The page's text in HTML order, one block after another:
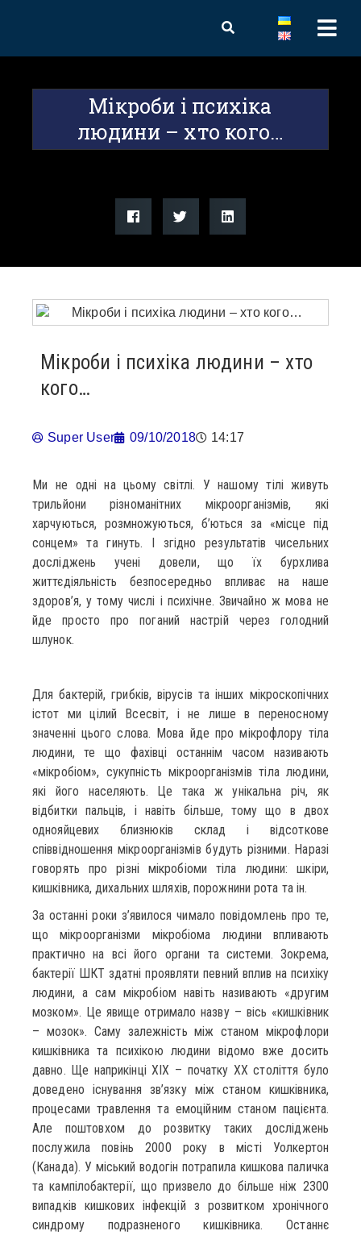
Мікроби і психіка
людини – хто кого…
Мікроби і психіка людини – хто
кого…
Super User 09/10/2018 14:17
Ми не одні на цьому світлі. У нашому тілі живуть
трильйони різноманітних мікроорганізмів, які
харчуються, розмножуються, б’ються за «місце під
сонцем» та гинуть. І згідно результатів чисельних
досліджень учені довели, що їх бурхлива
життєдіяльність безпосередньо впливає на наше
здоров’я, у тому числі і психічне. Звичайно ж мова не
йде просто про поганий настрій через голодний
шлунок.
Для бактерій, грибків, вірусів та інших мікроскопічних
істот ми цілий Всесвіт, і не лише в переносному
значенні цього слова. Мова йде про мікрофлору тіла
людини, те що фахівці останнім часом називають
«мікробіом», сукупність мікроорганізмів тіла людини,
які його населяють. Це така ж унікальна річ, як
відбитки пальців, і навіть більше, тому що в двох
однояйцевих близнюків склад і відсоткове
співвідношення мікроорганізмів будуть різними. Наразі
говорять про різні мікробіоми тіла людини: шкіри,
кишківника, дихальних шляхів, порожнини рота та ін.
За останні роки з’явилося чимало повідомлень про те,
що мікроорганізми мікробіома людини впливають
практично на всі його органи та системи. Зокрема,
бактерії ШКТ здатні проявляти певний вплив на психіку
людини, а сам мікробіом навіть називають «другим
мозком». Це явище отримало назву – вісь «кишківник
– мозок». Саму залежність між станом мікрофлори
кишківника та психікою людини відомо вже досить
давно. Ще наприкінці XIX – початку XX століття було
доведено існування зв’язку між станом кишківника,
процесами травлення та емоційним станом пацієнта.
Але поштовхом до розвитку таких досліджень
послужила повінь 2000 року в місті Уолкертон
(Канада). У міський водогін потрапила кишкова паличка
та кампілобактерії, що призвело до більше ніж 2300
випадків кишкових інфекцій з розвитком хронічного
синдрому подразненого кишківника. Останнє